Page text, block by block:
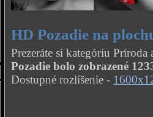
HD Pozadie na
Prezeráte si kategóriu
Pozadie bolo zobrazené
Dostupné rozlíšenie -